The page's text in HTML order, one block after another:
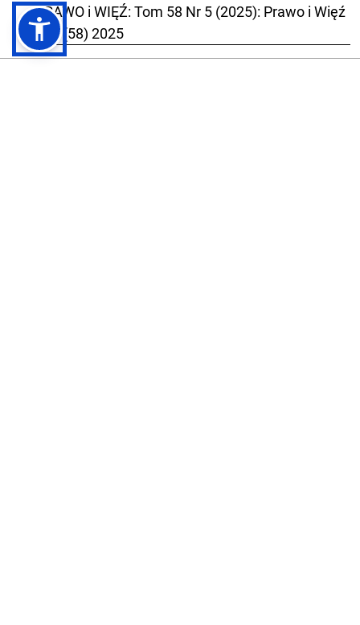
PRAWO i WIĘŹ: Tom 58 Nr 5 (2025): Prawo i Więź
nr 5 (58) 2025